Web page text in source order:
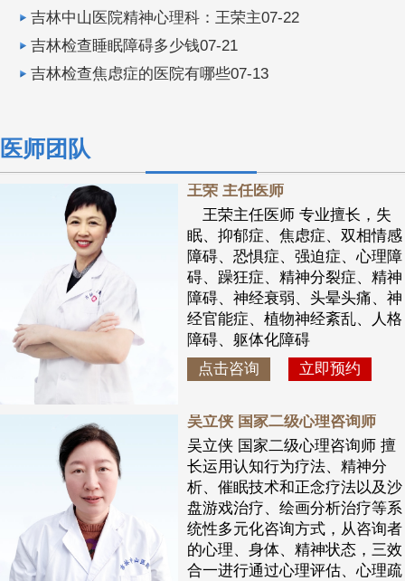
吉林中山医院精神心理科：王荣主07-22
吉林检查睡眠障碍多少钱07-21
吉林检查焦虑症的医院有哪些07-13
医师团队
王荣 主任医师
王荣主任医师 专业擅长，失
眠、抑郁症、焦虑症、双相情感
障碍、恐惧症、强迫症、心理障
碍、躁狂症、精神分裂症、精神
障碍、神经衰弱、头晕头痛、神
经官能症、植物神经紊乱、人格
障碍、躯体化障碍
点击咨询
立即预约
吴立侠 国家二级心理咨询师
吴立侠 国家二级心理咨询师 擅
长运用认知行为疗法、精神分
析、催眠技术和正念疗法以及沙
盘游戏治疗、绘画分析治疗等系
统性多元化咨询方式，从咨询者
的心理、身体、精神状态，三效
合一进行通过心理评估、心理疏